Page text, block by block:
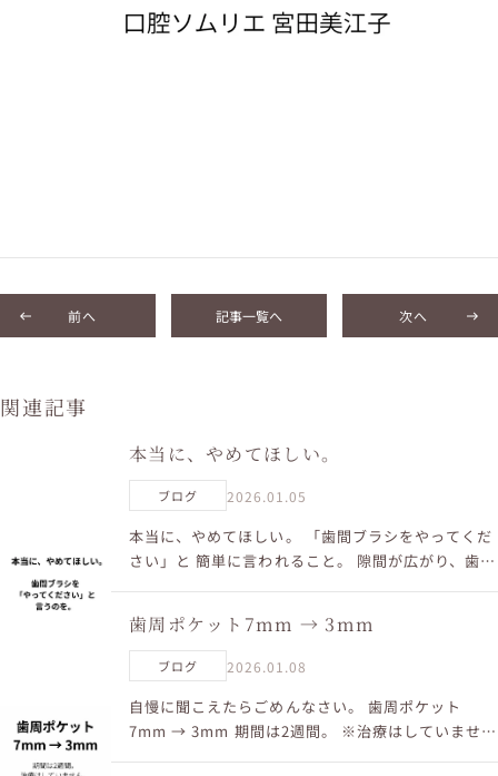
前へ 記事一覧へ 次へ
関連記事
本当に、やめてほしい。
ブログ 2026.01.05
本当に、やめてほしい。 「歯間ブラシをやってくだ
さい」と 簡単に言われること。 隙間が広がり、歯ぐ
年齢...
歯周ポケット7mm → 3mm
ブログ 2026.01.08
自慢に聞こえたらごめんなさい。 歯周ポケット
7mm → 3mm 期間は2週間。 ※治療はしていませ